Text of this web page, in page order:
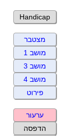
Handicap
מצטבר
מושב 1
מושב 3
מושב 4
פירוט
ערעור
הדפסה